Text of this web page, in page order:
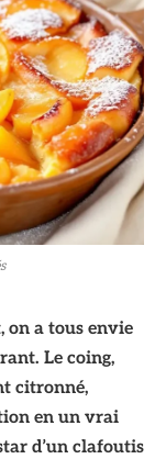
on a tous envie
Le coing,
citronné,
en un vrai
d’un clafoutis